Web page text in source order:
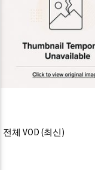
전체 VOD (최신)